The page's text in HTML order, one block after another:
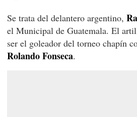
Se trata del delantero argentino,
el Municipal de Guatemala. El
ser el goleador del torneo chapín
Rolando Fonseca.